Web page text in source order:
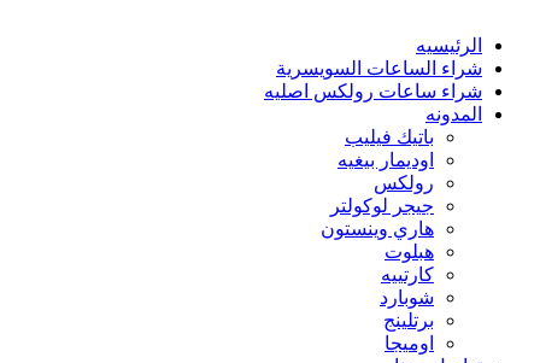
الرئيسيه
شراء الساعات السويسرية
شراء ساعات رولكس اصليه
المدونه
باتيك فيليب
اوديمار بيغيه
رولكس
جيجر لوكولتر
هاري وينستون
هبلوت
كارتييه
شوبارد
برتلينج
اوميجا